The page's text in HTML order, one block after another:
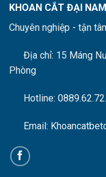
KHOAN CẮT ĐẠI NAM
Chuyên nghiệp - tận
Địa chỉ: 15 Máng
Phòng
Hotline:
Email: